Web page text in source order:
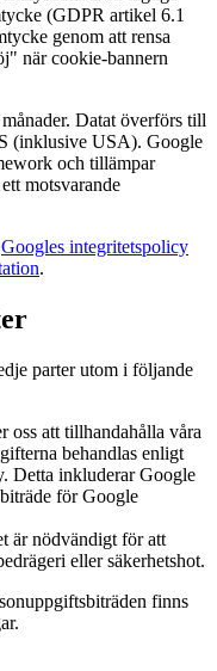
(GDPR artikel 6.1
genom att rensa
när cookie-bannern
Datat överförs till
(inklusive USA). Google
och tillämpar
motsvarande
Googles integritetspolicy
.
parter utom i följande
oss att tillhandahålla våra
behandlas enligt
Detta inkluderar Google
för Google
är nödvändigt för att
eller säkerhetshot.
finns